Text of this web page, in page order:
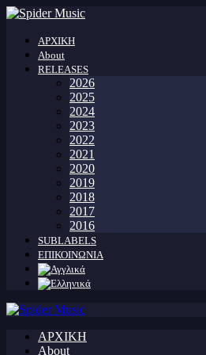
ΑΡΧΙΚΗ
About
RELEASES
2026
2025
2024
2023
2022
2021
2020
2019
2018
2017
2016
SUBLABELS
ΕΠΙΚΟΙΝΩΝΙΑ
ΑΡΧΙΚΗ
About